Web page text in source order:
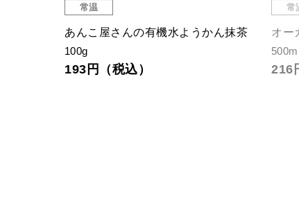
常温
あんこ屋さんの有機水ようかん抹茶
100g
193円（税込）
常
オー
216